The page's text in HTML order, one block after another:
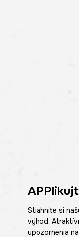
Stiahnite si
výhod.
upozornenia